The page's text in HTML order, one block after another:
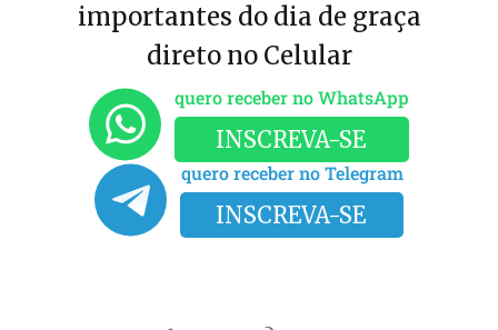
importantes do dia de graça
direto no Celular
quero receber no WhatsApp
INSCREVA-SE
quero receber no Telegram
INSCREVA-SE